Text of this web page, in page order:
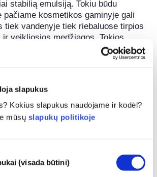
slapukus
Kokius slapukus naudojame ir kodėl?
mūsų slapukų politikoje
(visada būtini)
stabilią emulsiją. Tokiu būdu
pačiame kosmetikos gaminyje gali
tiek vandenyje tiek riebaluose tirpios
ir veikliosios medžiagos. Tokios
atsiranda dėl to, kad jų
iš lipofilinės ir hidrofilinės dalių.
sumažinti paviršiaus įtempį, kuris
tarp dviejų nesuderinamų
riebalai ir vanduo. Emulsikliai
kremams, losjonams ir odos
Tačiau šiuo metu emulsikliai yra
rūgščių esteriai cukraus, lecitino
balansą, todėl jie taip pat
veikliosiomis medžiagomis.